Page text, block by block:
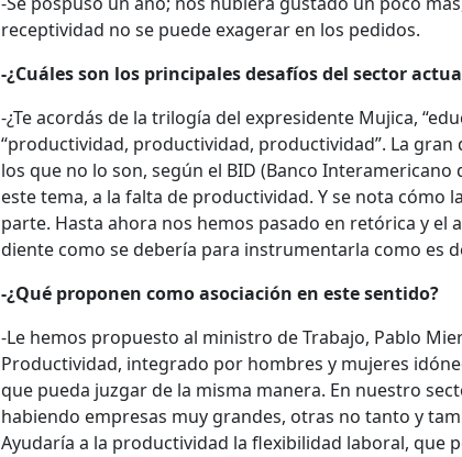
receptividad no se puede exagerar en los pedidos.
-¿Cuáles son los principales desafíos del sector
-¿Te acordás de la trilogía del expresidente Mujica,
“productividad, productividad, productividad”. La
los que no lo son, según el BID (Banco
este tema, a la falta de productividad. Y se nota cómo
parte. Hasta ahora nos hemos pasado en retórica y el
diente como se debería para instrumentarla como es
-¿Qué proponen como asociación en este sentido?
-Le hemos propuesto al ministro de Trabajo, Pablo
Productividad, integrado por hombres y mujeres
que pueda juzgar de la misma manera. En nuestro
habiendo empresas muy grandes, otras no tanto y
Ayudaría a la productividad la flexibilidad laboral, que